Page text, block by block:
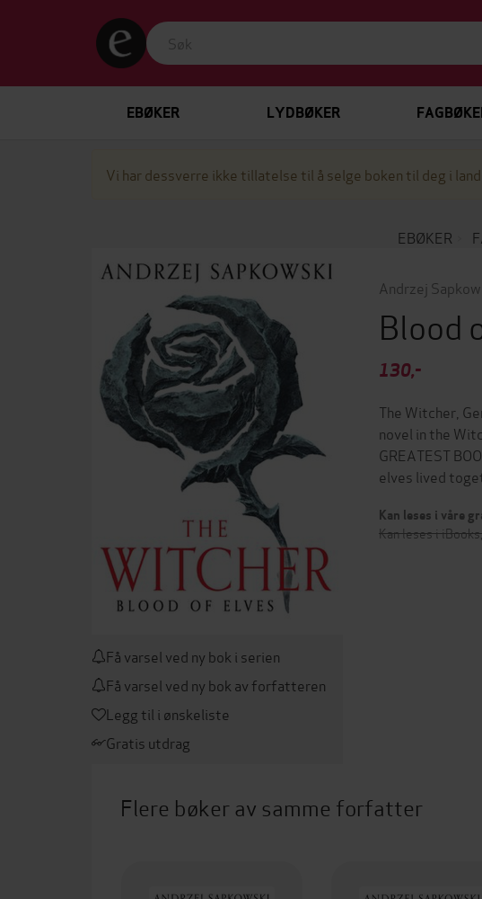
EBØKER LYDBØKER
Vi har dessverre ikke tillatelse til å selge boken til deg i
EBØKER
Få varsel ved ny bok i serien
Få varsel ved ny bok av forfatteren
Legg til i ønskeliste
Gratis utdrag
Andrzej
Blood
130,-
The Witcher,
novel in the
GREATEST
elves lived
Kan leses i våre
Kan leses i
Flere bøker av samme forfatter